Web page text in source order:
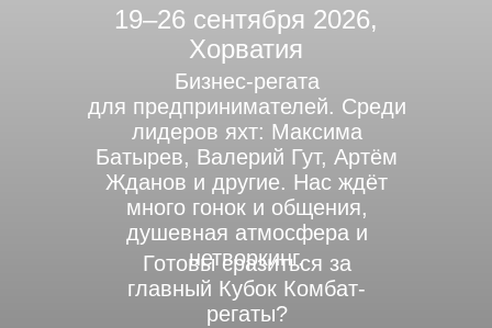
19–26 сентября 2026,
Хорватия
Бизнес-регата
для предпринимателей. Среди
лидеров яхт: Максима
Батырев, Валерий Гут, Артём
Жданов и другие. Нас ждёт
много гонок и общения,
душевная атмосфера и
нетворкинг.
Готовы сразиться за
главный Кубок Комбат-
регаты?